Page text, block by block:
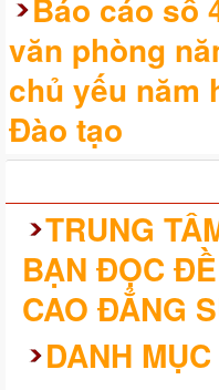
Báo cáo số
văn phòng
chủ yếu năm
Đào tạo
TRUNG
BẠN ĐỌC
CAO ĐẲNG
DANH